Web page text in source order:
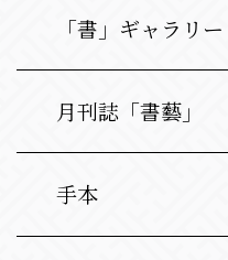
「書」ギャラリー
月刊誌「書藝」
手本